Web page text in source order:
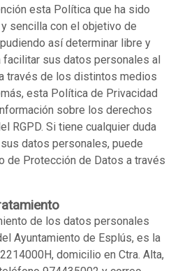
esta Política que ha sido
sencilla con el objetivo de
así determinar libre y
sus datos personales al
través de los distintos medios
esta Política de Privacidad
sobre los derechos
RGPD. Si tiene cualquier duda
datos personales, puede
de Protección de Datos a través
de los datos personales
Ayuntamiento de Esplús, es la
domicilio en Ctra. Alta,